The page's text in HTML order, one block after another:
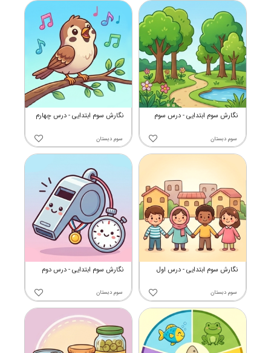
نگارش سوم ابتدایی - درس چهارم
سوم دبستان
نگارش سوم ابتدایی - درس سوم
سوم دبستان
نگارش سوم ابتدایی - درس دوم
سوم دبستان
نگارش سوم ابتدایی - درس اول
سوم دبستان